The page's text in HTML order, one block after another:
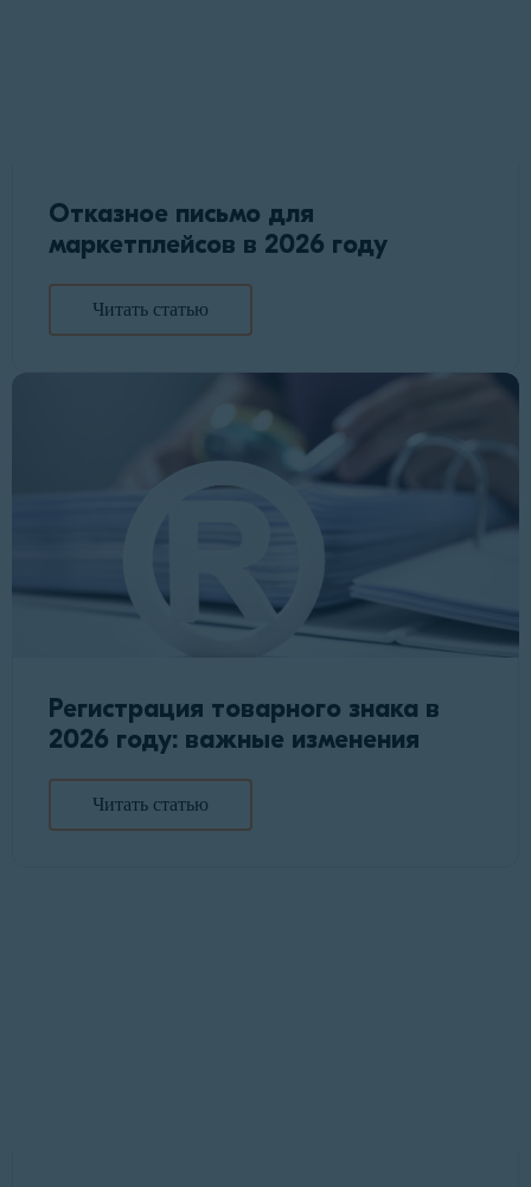
Отказное письмо для
маркетплейсов в 2026 году
Читать статью
Регистрация товарного знака в
2026 году: важные изменения
Читать статью